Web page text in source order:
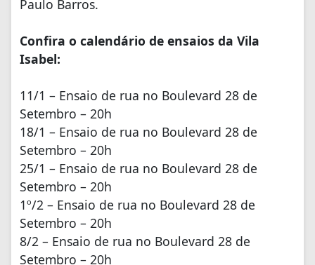
Paulo Barros.
Confira o calendário de ensaios da Vila
Isabel:
11/1 – Ensaio de rua no Boulevard 28 de
Setembro – 20h
18/1 – Ensaio de rua no Boulevard 28 de
Setembro – 20h
25/1 – Ensaio de rua no Boulevard 28 de
Setembro – 20h
1º/2 – Ensaio de rua no Boulevard 28 de
Setembro – 20h
8/2 – Ensaio de rua no Boulevard 28 de
Setembro – 20h